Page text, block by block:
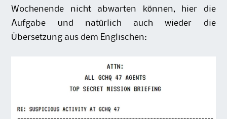
Wochenende nicht abwarten können, hier die
Aufgabe und natürlich auch wieder die
Übersetzung aus dem Englischen: